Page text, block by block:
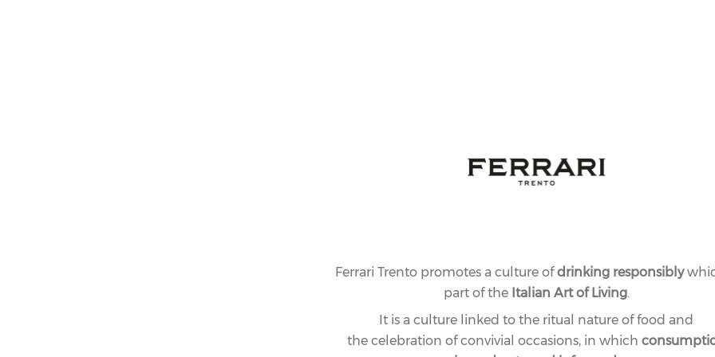
Ferrari Trento promotes a culture ofdrinking responsibly
part of the Italian Art of Living.
It is a culture linked to the ritual nature of food and
the celebration of convivial occasions, in which